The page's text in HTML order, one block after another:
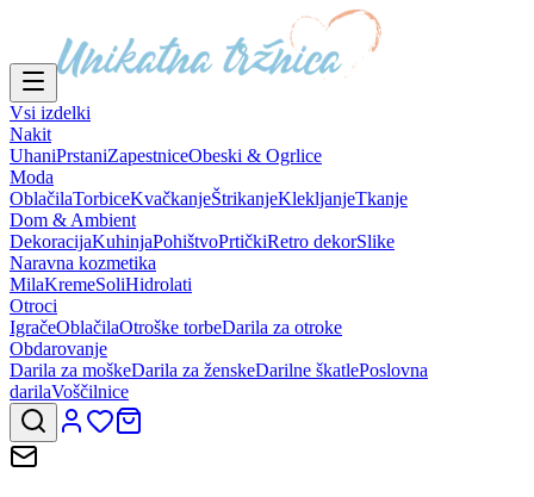
Vsi izdelki
Nakit
UhaniPrstaniZapestniceObeski & Ogrlice
Moda
OblačilaTorbiceKvačkanjeŠtrikanjeKlekljanjeTkanje
Dom & Ambient
DekoracijaKuhinjaPohištvoPrtičkiRetro dekorSlike
Naravna kozmetika
MilaKremeSoliHidrolati
Otroci
IgračeOblačilaOtroške torbeDarila za otroke
Obdarovanje
Darila za moškeDarila za ženskeDarilne škatlePoslovna
darilaVoščilnice